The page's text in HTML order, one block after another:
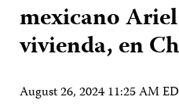
mexicano
vivienda, en
August 26, 2024 11:25 AM